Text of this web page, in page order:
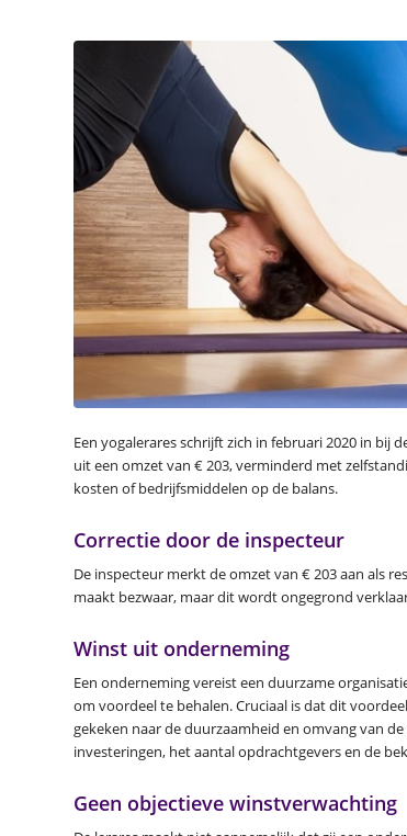
Een yogalerares schrijft zich in februari 2020 in bij
uit een omzet van € 203, verminderd met
kosten of bedrijfsmiddelen op de balans.
Correctie door de inspecteur
De inspecteur merkt de omzet van € 203 aan als
maakt bezwaar, maar dit wordt ongegrond
Winst uit onderneming
Een onderneming vereist een duurzame
om voordeel te behalen. Cruciaal is dat dit
gekeken naar de duurzaamheid en omvang van
investeringen, het aantal opdrachtgevers en de
Geen objectieve winstverwachting